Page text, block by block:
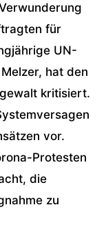
für
UN-
hat den
kritisiert.
vor.
Protesten
die
zu